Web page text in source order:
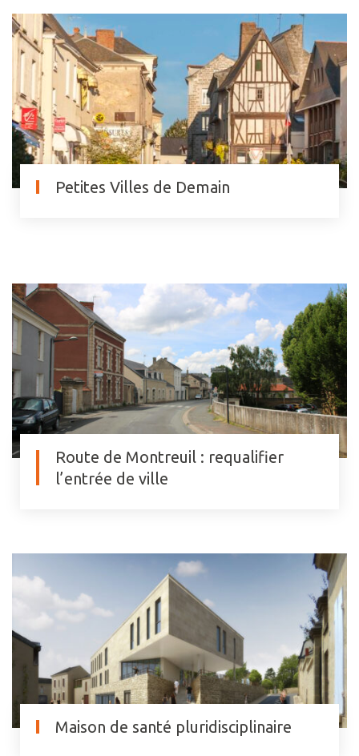
Petites Villes de Demain
Route de Montreuil : requalifier
l’entrée de ville
Maison de santé pluridisciplinaire